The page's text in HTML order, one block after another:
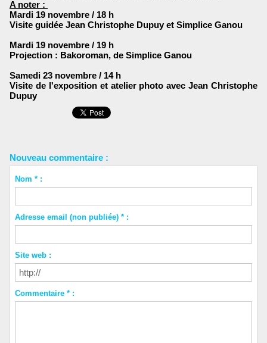
A noter :
Mardi 19 novembre / 18 h
Visite guidée Jean Christophe Dupuy et Simplice Ganou
Mardi 19 novembre / 19 h
Projection : Bakoroman, de Simplice Ganou
Samedi 23 novembre / 14 h
Visite de l'exposition et atelier photo avec Jean Christophe
Dupuy
Nouveau commentaire :
Nom * :
Adresse email (non publiée) * :
Site web :
Commentaire * :